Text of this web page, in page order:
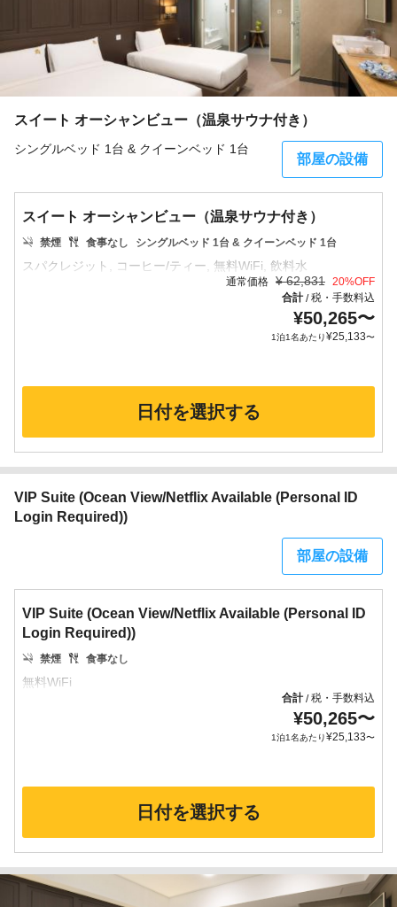
スイート オーシャンビュー（温泉サウナ付き）
シングルベッド 1台 & クイーンベッド 1台
部屋の設備
スイート オーシャンビュー（温泉サウナ付き）
禁煙 食事なし シングルベッド 1台 & クイーンベッド 1台
通常価格 ¥ 62,831 20%OFF
合計/税・手数料込
¥50,265〜
1泊1名あたり¥25,133〜
日付を選択する
VIP Suite (Ocean View/Netflix Available (Personal ID
Login Required))
部屋の設備
VIP Suite (Ocean View/Netflix Available (Personal ID
Login Required))
禁煙 食事なし
合計/税・手数料込
¥50,265〜
1泊1名あたり¥25,133〜
日付を選択する